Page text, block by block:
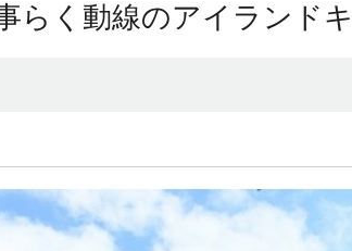
らく動線のアイラン